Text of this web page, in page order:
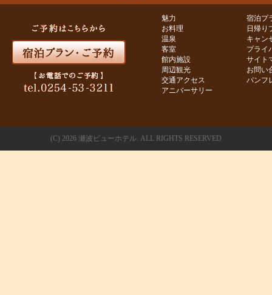
魅力
お料理
温泉
客室
館内施設
周辺観光
交通アクセス
アニバーサリー
宿泊プ
日帰り
キャン
プライ
サイト
お問い
パンフ
(C) 2026 瀬波ビューホテル. ALL RIGHTS RESERVED